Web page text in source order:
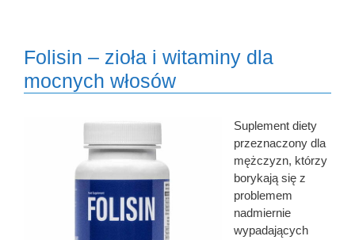
Folisin – zioła i witaminy dla
mocnych włosów
Suplement diety
przeznaczony dla
mężczyzn, którzy
borykają się z
problemem
nadmiernie
wypadających